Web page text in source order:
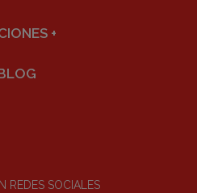
+
REDES SOCIALES